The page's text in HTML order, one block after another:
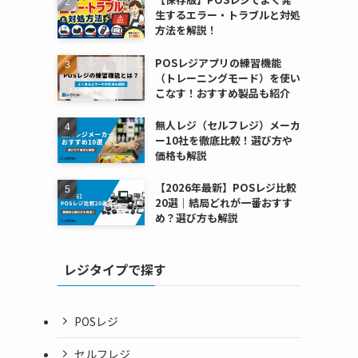
生するエラー・トラブルと対処
方法を解説！
POSレジアプリの練習機能
（トレーニングモード）を使い
こなす！おすすめ製品も紹介
無人レジ（セルフレジ）メーカ
ー10社を徹底比較！選び方や
価格も解説
【2026年最新】POSレジ比較
20選｜結局どれが一番おすす
め？選び方も解説
レジタイプで探す
POSレジ
セルフレジ